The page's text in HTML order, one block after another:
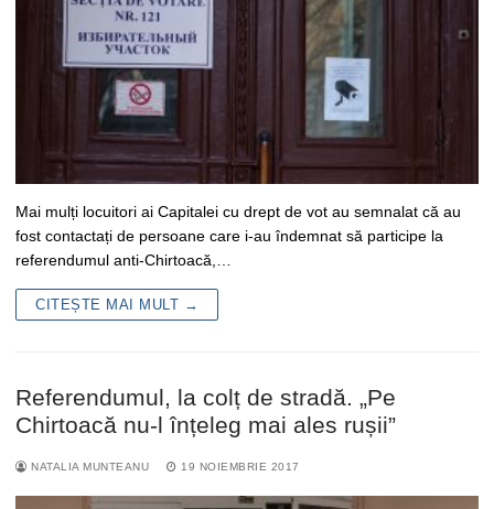
Mai mulți locuitori ai Capitalei cu drept de vot au semnalat că au
fost contactați de persoane care i-au îndemnat să participe la
referendumul anti-Chirtoacă,…
CITEȘTE MAI MULT →
Referendumul, la colț de stradă. „Pe
Chirtoacă nu-l înțeleg mai ales rușii”
NATALIA MUNTEANU 19 NOIEMBRIE 2017